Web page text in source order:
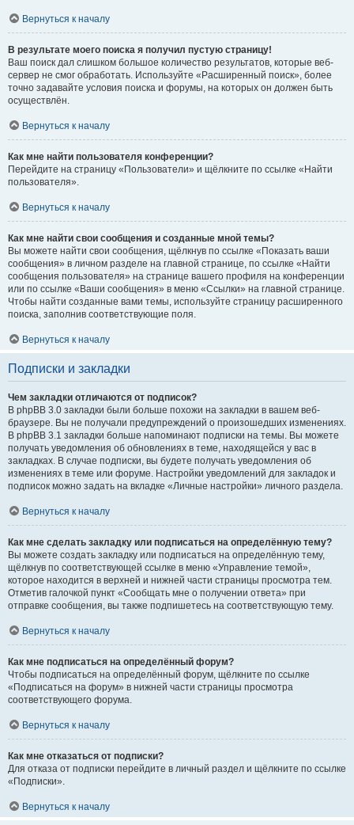
Вернуться к началу
В результате моего поиска я получил пустую страницу!
Ваш поиск дал слишком большое количество результатов, которые веб-
сервер не смог обработать. Используйте «Расширенный поиск», более
точно задавайте условия поиска и форумы, на которых он должен быть
осуществлён.
Вернуться к началу
Как мне найти пользователя конференции?
Перейдите на страницу «Пользователи» и щёлкните по ссылке «Найти
пользователя».
Вернуться к началу
Как мне найти свои сообщения и созданные мной темы?
Вы можете найти свои сообщения, щёлкнув по ссылке «Показать ваши
сообщения» в личном разделе на главной странице, по ссылке «Найти
сообщения пользователя» на странице вашего профиля на конференции
или по ссылке «Ваши сообщения» в меню «Ссылки» на главной странице.
Чтобы найти созданные вами темы, используйте страницу расширенного
поиска, заполнив соответствующие поля.
Вернуться к началу
Подписки и закладки
Чем закладки отличаются от подписок?
В phpBB 3.0 закладки были больше похожи на закладки в вашем веб-
браузере. Вы не получали предупреждений о произошедших изменениях.
В phpBB 3.1 закладки больше напоминают подписки на темы. Вы можете
получать уведомления об обновлениях в теме, находящейся у вас в
закладках. В случае подписки, вы будете получать уведомления об
изменениях в теме или форуме. Настройки уведомлений для закладок и
подписок можно задать на вкладке «Личные настройки» личного раздела.
Вернуться к началу
Как мне сделать закладку или подписаться на определённую тему?
Вы можете создать закладку или подписаться на определённую тему,
щёлкнув по соответствующей ссылке в меню «Управление темой»,
которое находится в верхней и нижней части страницы просмотра тем.
Отметив галочкой пункт «Сообщать мне о получении ответа» при
отправке сообщения, вы также подпишетесь на соответствующую тему.
Вернуться к началу
Как мне подписаться на определённый форум?
Чтобы подписаться на определённый форум, щёлкните по ссылке
«Подписаться на форум» в нижней части страницы просмотра
соответствующего форума.
Вернуться к началу
Как мне отказаться от подписки?
Для отказа от подписки перейдите в личный раздел и щёлкните по ссылке
«Подписки».
Вернуться к началу